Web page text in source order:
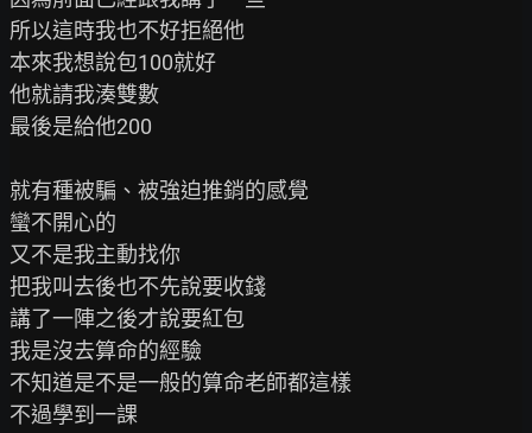
所以這時我也不好拒絕他
本來我想說包100就好
他就請我湊雙數
最後是給他200
就有種被騙、被強迫推銷的感覺
蠻不開心的
又不是我主動找你
把我叫去後也不先說要收錢
講了一陣之後才說要紅包
我是沒去算命的經驗
不知道是不是一般的算命老師都這樣
不過學到一課